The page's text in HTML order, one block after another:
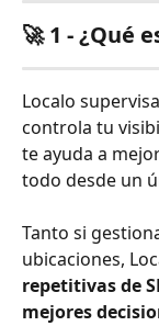
🚀 1 - ¿Qué
Localo
controla tu
te ayuda a
todo desde un
Tanto si
ubicaciones,
repetitivas de
mejores